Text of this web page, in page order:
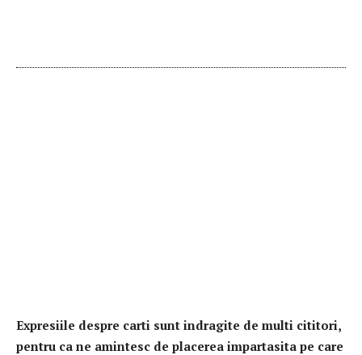
Expresiile despre carti sunt indragite de multi cititori,
pentru ca ne amintesc de placerea impartasita pe care